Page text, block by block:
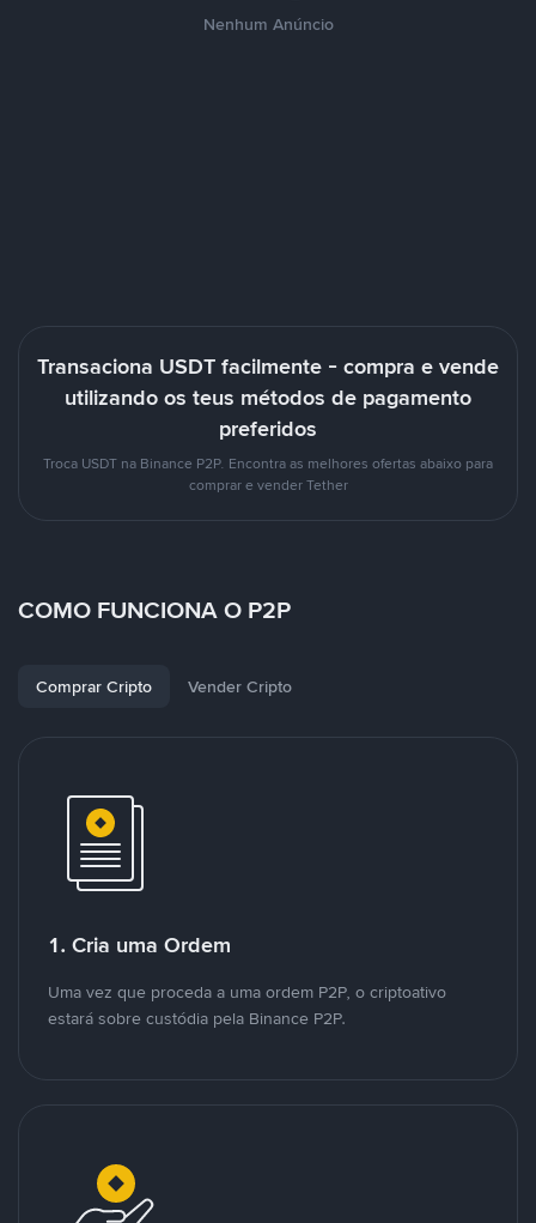
Nenhum Anúncio
Transaciona USDT facilmente - compra e vende
utilizando os teus métodos de pagamento
preferidos
Troca USDT na Binance P2P. Encontra as melhores ofertas abaixo para
comprar e vender Tether
COMO FUNCIONA O P2P
Comprar Cripto Vender Cripto
1. Cria uma Ordem
Uma vez que proceda a uma ordem P2P, o criptoativo
estará sobre custódia pela Binance P2P.